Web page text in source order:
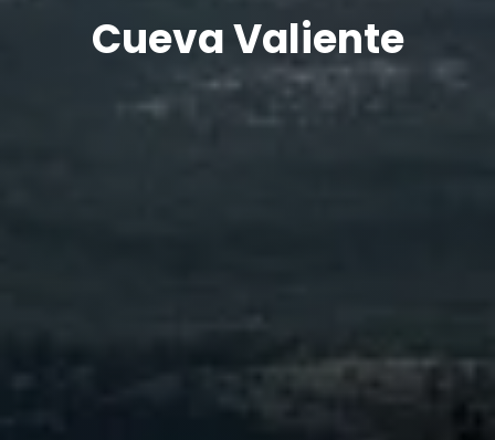
Cueva Valiente